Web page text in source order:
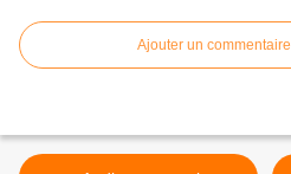
Ajouter un commentaire